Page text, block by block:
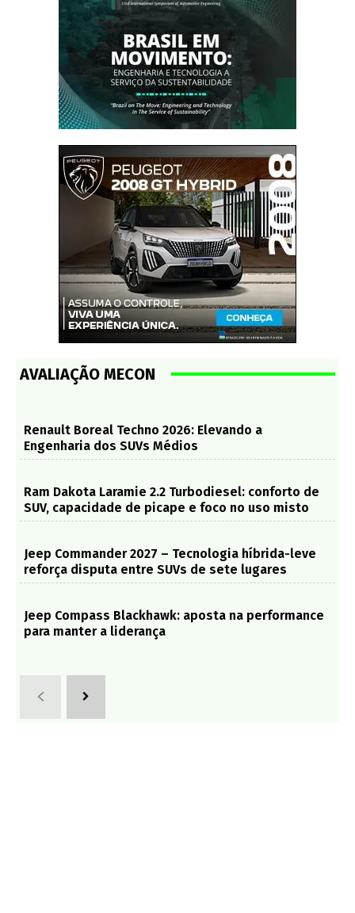
AVALIAÇÃO MECON
Renault Boreal Techno 2026: Elevando a
Engenharia dos SUVs Médios
Ram Dakota Laramie 2.2 Turbodiesel: conforto de
SUV, capacidade de picape e foco no uso misto
Jeep Commander 2027 – Tecnologia híbrida-leve
reforça disputa entre SUVs de sete lugares
Jeep Compass Blackhawk: aposta na performance
para manter a liderança